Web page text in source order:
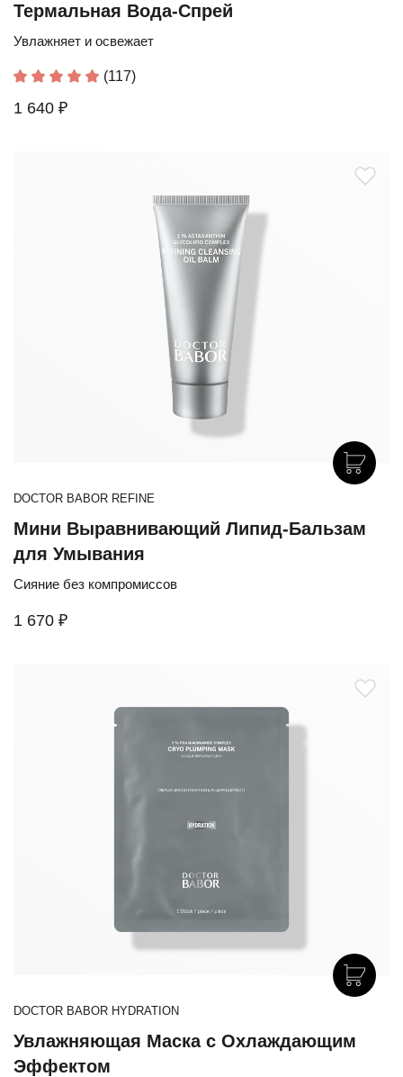
Термальная Вода-Спрей
Увлажняет и освежает
(117)
1 640 ₽
DOCTOR BABOR REFINE
Мини Выравнивающий Липид-Бальзам
для Умывания
Сияние без компромиссов
1 670 ₽
DOCTOR BABOR HYDRATION
Увлажняющая Маска с Охлаждающим
Эффектом